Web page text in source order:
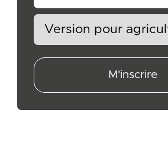
M'inscrire